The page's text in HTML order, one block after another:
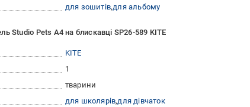
для зошитів для альбому
Studio Pets A4 на блискавці SP26-589 KITE
KITE
1
тварини
для школярів для дівчаток